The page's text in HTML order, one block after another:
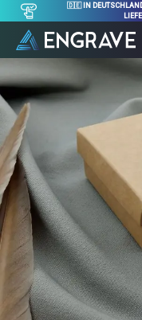
🇩🇪 IN DEUTSCHLAND